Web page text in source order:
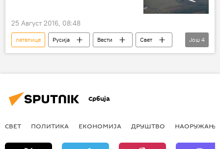
25 Август 2016, 08:48
летелице Русија Вести
Свет
Свемир
Енергија буран
Још 4
Србија
СВЕТ ПОЛИТИКА ЕКОНОМИЈА ДРУШТВО НАОРУЖАЊЕ